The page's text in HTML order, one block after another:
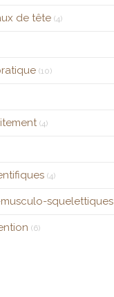
de tête (4)
(10)
(4)
(4)
squelettiques
(6)